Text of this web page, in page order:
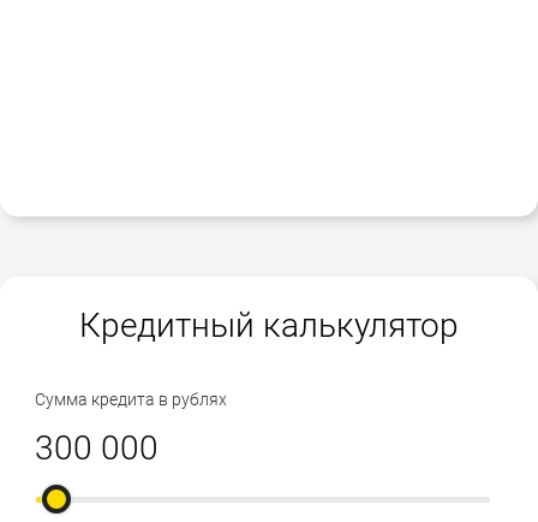
Кредитный калькулятор
Сумма кредита в рублях